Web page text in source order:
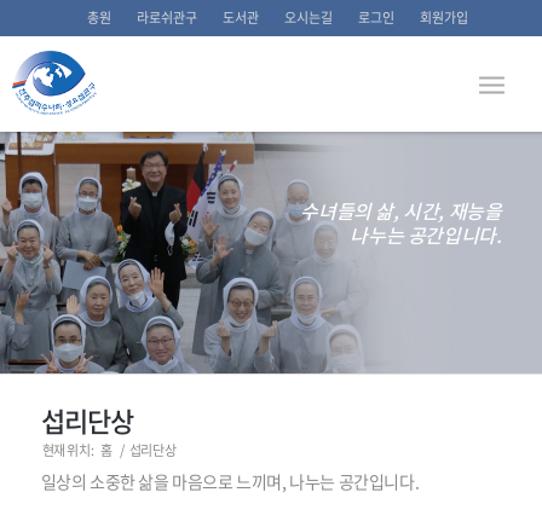
총원 라로쉬관구 도서관 오시는길 로그인 회원가입
수녀들의 삶, 시간, 재능을
나누는 공간입니다.
섭리단상
현재 위치: 홈 / 섭리단상
일상의 소중한 삶을 마음으로 느끼며, 나누는 공간입니다.